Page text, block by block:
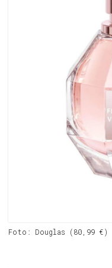
Foto: Douglas (80,99 €)